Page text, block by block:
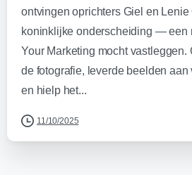
ontvingen oprichters Giel en
koninklijke onderscheiding — een
Your Marketing mocht vastleggen.
de fotografie, leverde beelden
en hielp het...
11/10/2025